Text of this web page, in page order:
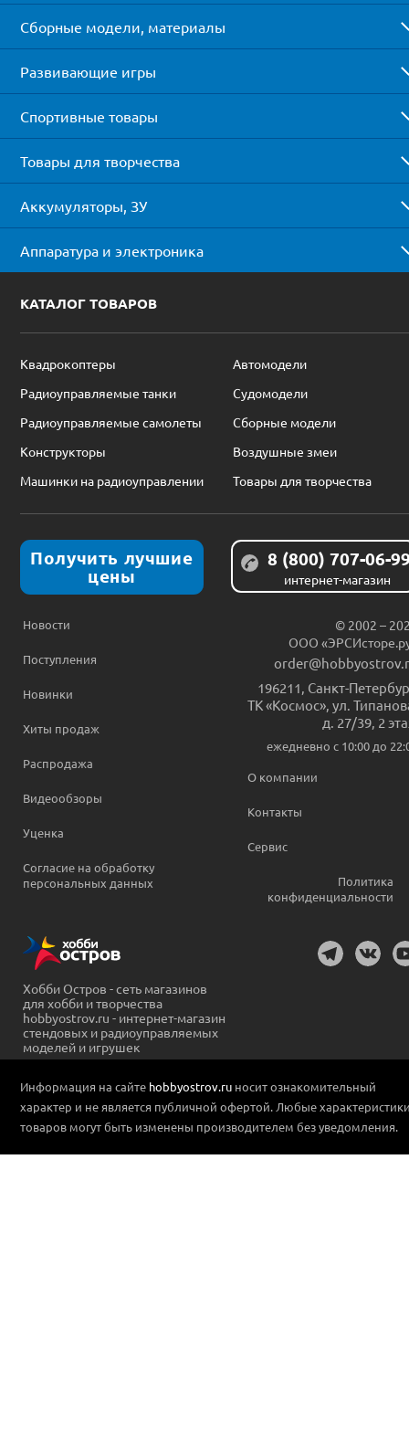
Сборные модели, материалы
Развивающие игры
Спортивные товары
Товары для творчества
Аккумуляторы, ЗУ
Аппаратура и электроника
КАТАЛОГ ТОВАРОВ
Квадрокоптеры
Автомодели
Радиоуправляемые танки
Судомодели
Радиоуправляемые самолеты
Сборные модели
Конструкторы
Воздушные змеи
Машинки на радиоуправлении
Товары для творчества
Получить лучшие
цены
8 (800) 707-06-
интернет-магазин
Новости
Поступления
Новинки
Хиты продаж
Распродажа
Видеообзоры
Уценка
Согласие на обработку
персональных данных
© 2002 –
ООО
196211 Санкт-
ТК «Космос», ул.
д. 27/39, 2
ежедневно c 10:00 до
О компании
Контакты
Сервис
Политика
конфиденциальности
Хобби Остров - сеть магазинов
для хобби и творчества
hobbyostrov.ru - интернет-магазин
стендовых и радиоуправляемых
моделей и игрушек
Информация на сайте hobbyostrov.ru носит ознакомительный
характер и не является публичной офертой. Любые
товаров могут быть изменены производителем без уведомления.